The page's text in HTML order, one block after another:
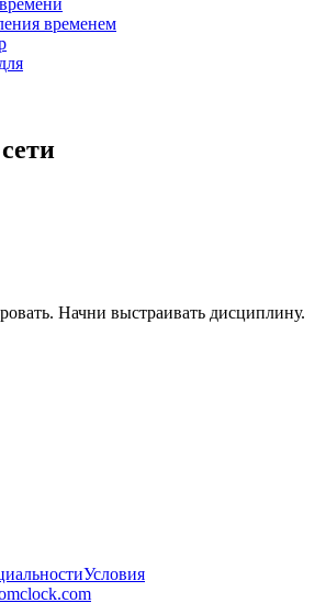
временем
Начни выстраивать дисциплину.
Условия